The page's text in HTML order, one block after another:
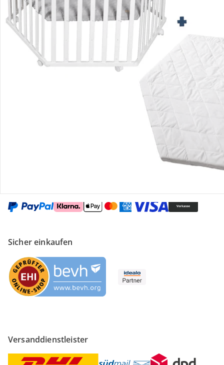
Kontakt & Service
Sicher einkaufen
Versanddienstleister